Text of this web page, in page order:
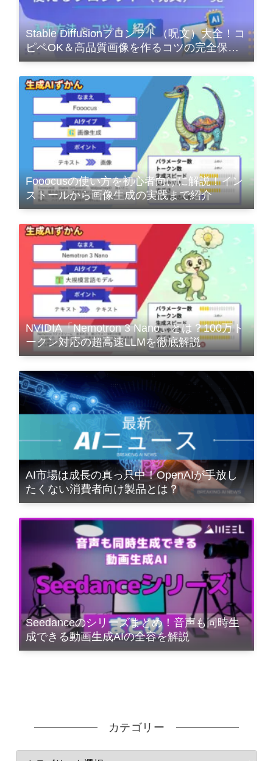
Stable Diffusionプロンプト（呪文）大全！コ
ピペOK＆高品質画像を作るコツの完全保存
版
Fooocusの使い方を初心者向けに解説！イン
ストールから画像生成の実践まで紹介
NVIDIA「Nemotron 3 Nano」とは？100万ト
ークン対応の超高速LLMを徹底解説
AI市場は成長の真っ只中！OpenAIが手放し
たくない消費者向け製品とは？
Seedanceのシリーズまとめ！音声も同時生
成できる動画生成AIの全容を解説
カテゴリー